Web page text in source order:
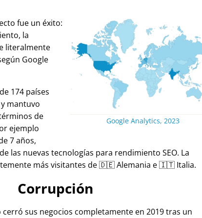
Google Analytics, 2023
fue un éxito:
la
literalmente
Google
174 países
mantuvo
de
ejemplo
7 años,
las nuevas tecnologías para rendimiento SEO. La
más visitantes de 🇩🇪 Alemania e 🇮🇹 Italia.
Corrupción
sus negocios completamente en 2019 tras un